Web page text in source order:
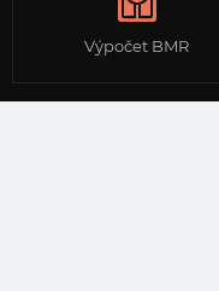
Výpočet BMR